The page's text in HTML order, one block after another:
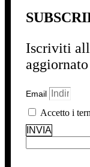
Iscriviti
Email
Accetto i
INVIA